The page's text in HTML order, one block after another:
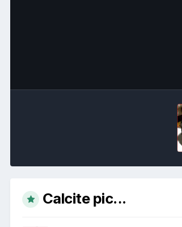
Calcite pic...